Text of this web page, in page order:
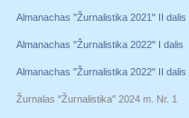
Almanachas "Žurnalistika 2021" II dalis
Almanachas "Žurnalistika 2022" I dalis
Almanachas "Žurnalistika 2022" II dalis
Žurnalas "Žurnalistika" 2024 m. Nr. 1